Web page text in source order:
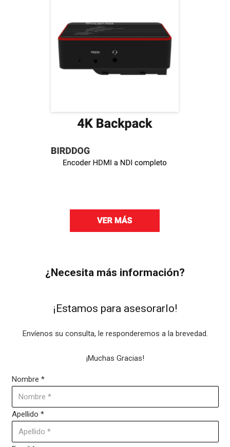
¿Necesita más información?
¡Estamos para asesorarlo!
Envíenos su consulta, le responderemos a la brevedad.
¡Muchas Gracias!
Nombre *
Apellido *